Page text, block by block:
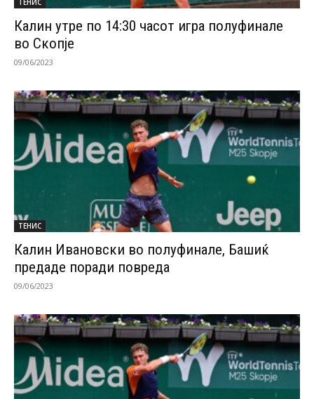
ТЕНИС
Калин утре по 14:30 часот игра полуфинале
во Скопје
09/06/2023
ТЕНИС
Калин Ивановски во полуфинале, Башиќ
предаде поради повреда
09/06/2023